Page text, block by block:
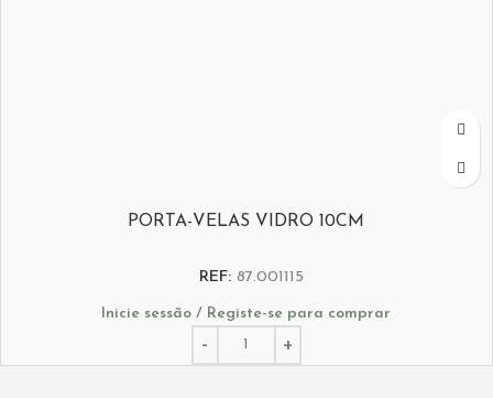
PORTA-VELAS VIDRO 10CM
REF: 87.001115
Inicie sessão / Registe-se para comprar